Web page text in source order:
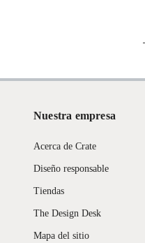
Nuestra empresa
Acerca de Crate
Diseño responsable
Tiendas
The Design Desk
Mapa del sitio